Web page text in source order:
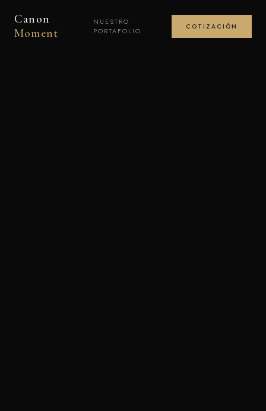
Canon
Moment
NUESTRO
PORTAFOLIO
COTIZACIÓN